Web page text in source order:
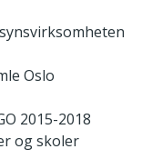
Oslo
2015-2018
og skoler